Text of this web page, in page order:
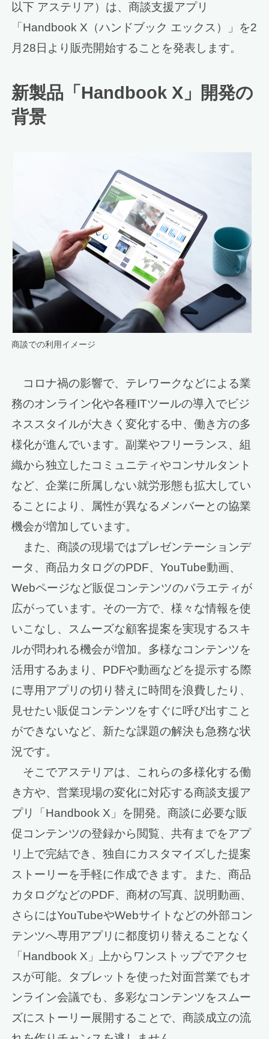
以下 アステリア）は、商談支援アプリ
「Handbook X（ハンドブック エックス）」を2
月28日より販売開始することを発表します。
新製品「Handbook X」開発の
背景
商談での利用イメージ
コロナ禍の影響で、テレワークなどによる業
務のオンライン化や各種ITツールの導入でビジ
ネススタイルが大きく変化する中、働き方の多
様化が進んでいます。副業やフリーランス、組
織から独立したコミュニティやコンサルタント
など、企業に所属しない就労形態も拡大してい
ることにより、属性が異なるメンバーとの協業
機会が増加しています。
また、商談の現場ではプレゼンテーションデ
ータ、商品カタログのPDF、YouTube動画、
Webページなど販促コンテンツのバラエティが
広がっています。その一方で、様々な情報を使
いこなし、スムーズな顧客提案を実現するスキ
ルが問われる機会が増加。多様なコンテンツを
活用するあまり、PDFや動画などを提示する際
に専用アプリの切り替えに時間を浪費したり、
見せたい販促コンテンツをすぐに呼び出すこと
ができないなど、新たな課題の解決も急務な状
況です。
そこでアステリアは、これらの多様化する働
き方や、営業現場の変化に対応する商談支援ア
プリ「Handbook X」を開発。商談に必要な販
促コンテンツの登録から閲覧、共有までをアプ
リ上で完結でき、独自にカスタマイズした提案
ストーリーを手軽に作成できます。また、商品
カタログなどのPDF、商材の写真、説明動画、
さらにはYouTubeやWebサイトなどの外部コン
テンツへ専用アプリに都度切り替えることなく
「Handbook X」上からワンストップでアクセ
スが可能。タブレットを使った対面営業でもオ
ンライン会議でも、多彩なコンテンツをスムー
ズにストーリー展開することで、商談成立の流